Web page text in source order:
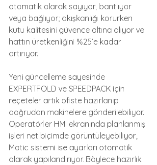
otomatik olarak sayıyor, bantlıyor
veya bağlıyor; akışkanlığı korurken
kutu kalitesini güvence altına alıyor ve
hattın üretkenliğini %25’e kadar
artırıyor.
Yeni güncelleme sayesinde
EXPERTFOLD ve SPEEDPACK için
reçeteler artık ofiste hazırlanıp
doğrudan makinelere gönderilebiliyor.
Operatörler HMI ekranında planlanmış
işleri net biçimde görüntüleyebiliyor,
Matic sistemi ise ayarları otomatik
olarak yapılandırıyor. Böylece hazırlık